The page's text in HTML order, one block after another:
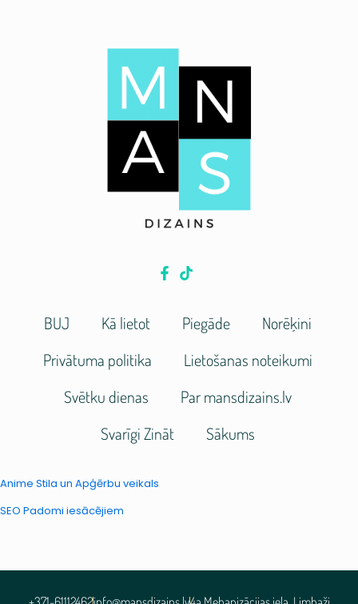
BUJ Kā lietot Piegāde
Norēķini
Privātuma politika
Lietošanas noteikumi
Svētku dienas
Par mansdizains.lv
Svarīgi Zināt
Sākums
Anime Stila un Apģērbu veikals
SEO Padomi iesācējiem